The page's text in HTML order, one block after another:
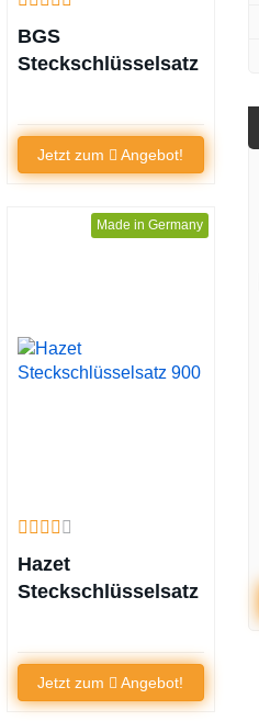
BGS
Steckschlüsselsatz
Jetzt zum Angebot!
Made in Germany
Hazet
Steckschlüsselsatz
Jetzt zum Angebot!